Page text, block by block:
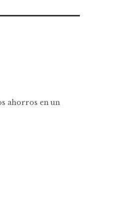
ahorros en un